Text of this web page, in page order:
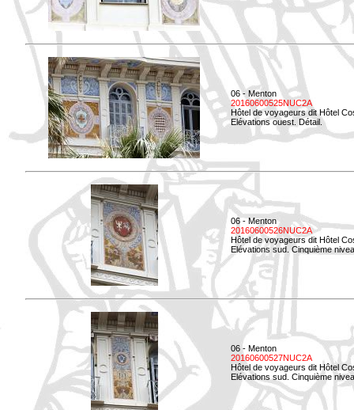
06 - Menton
20160600525NUC2A
Hôtel de voyageurs dit Hôtel
Elévations ouest. Détail.
06 - Menton
20160600526NUC2A
Hôtel de voyageurs dit Hôtel
Elévations sud. Cinquième
06 - Menton
20160600527NUC2A
Hôtel de voyageurs dit Hôtel
Elévations sud. Cinquième